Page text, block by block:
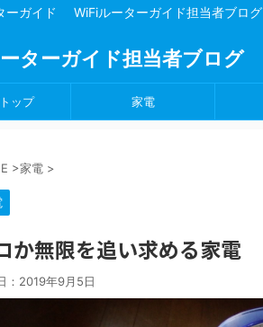
ーガイド WiFiルーターガイド担当者ブログ
ターガイド担当者ブログ
ップ 家電
>家電 >
か無限を追い求める家電
： 2019年9月5日